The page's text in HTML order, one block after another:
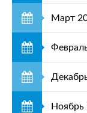
Март
Ноябрь